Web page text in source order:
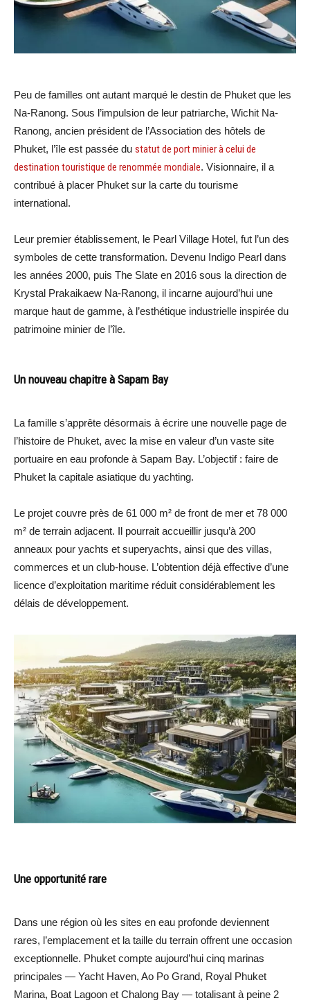
Peu de familles ont autant marqué le destin de Phuket que les
Na-Ranong. Sous l’impulsion de leur patriarche, Wichit Na-
Ranong, ancien président de l’Association des hôtels de
Phuket, l’île est passée du statut de port minier à celui de
destination touristique de renommée mondiale. Visionnaire, il a
contribué à placer Phuket sur la carte du tourisme
international.
Leur premier établissement, le Pearl Village Hotel, fut l’un des
symboles de cette transformation. Devenu Indigo Pearl dans
les années 2000, puis The Slate en 2016 sous la direction de
Krystal Prakaikaew Na-Ranong, il incarne aujourd’hui une
marque haut de gamme, à l’esthétique industrielle inspirée du
patrimoine minier de l’île.
Un nouveau chapitre à Sapam Bay
La famille s’apprête désormais à écrire une nouvelle page de
l’histoire de Phuket, avec la mise en valeur d’un vaste site
portuaire en eau profonde à Sapam Bay. L’objectif : faire de
Phuket la capitale asiatique du yachting.
Le projet couvre près de 61 000 m² de front de mer et 78 000
m² de terrain adjacent. Il pourrait accueillir jusqu’à 200
anneaux pour yachts et superyachts, ainsi que des villas,
commerces et un club-house. L’obtention déjà effective d’une
licence d’exploitation maritime réduit considérablement les
délais de développement.
Une opportunité rare
Dans une région où les sites en eau profonde deviennent
rares, l’emplacement et la taille du terrain offrent une occasion
exceptionnelle. Phuket compte aujourd’hui cinq marinas
principales — Yacht Haven, Ao Po Grand, Royal Phuket
Marina, Boat Lagoon et Chalong Bay — totalisant à peine 2